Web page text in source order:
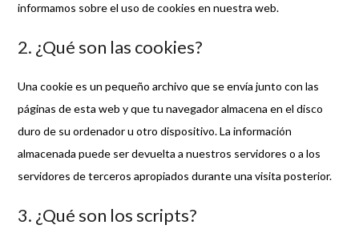
informamos sobre el uso de cookies en nuestra web.
2. ¿Qué son las cookies?
Una cookie es un pequeño archivo que se envía junto con las
páginas de esta web y que tu navegador almacena en el disco
duro de su ordenador u otro dispositivo. La información
almacenada puede ser devuelta a nuestros servidores o a los
servidores de terceros apropiados durante una visita posterior.
3. ¿Qué son los scripts?